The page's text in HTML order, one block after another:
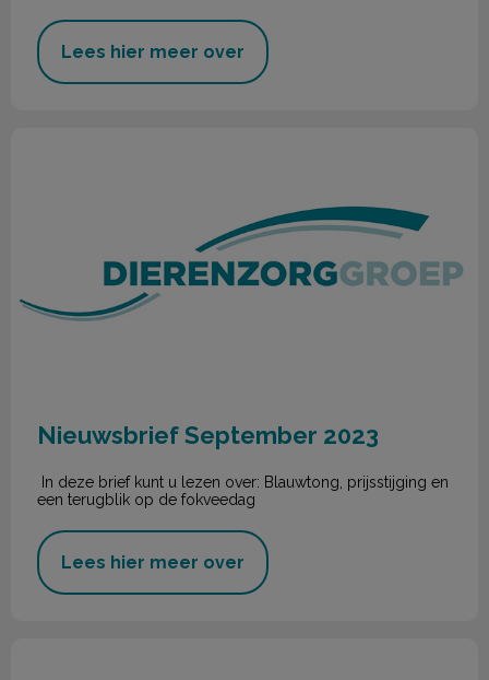
Lees hier meer over
Nieuwsbrief September 2023
In deze brief kunt u lezen over: Blauwtong, prijsstijging en
een terugblik op de fokveedag
Lees hier meer over